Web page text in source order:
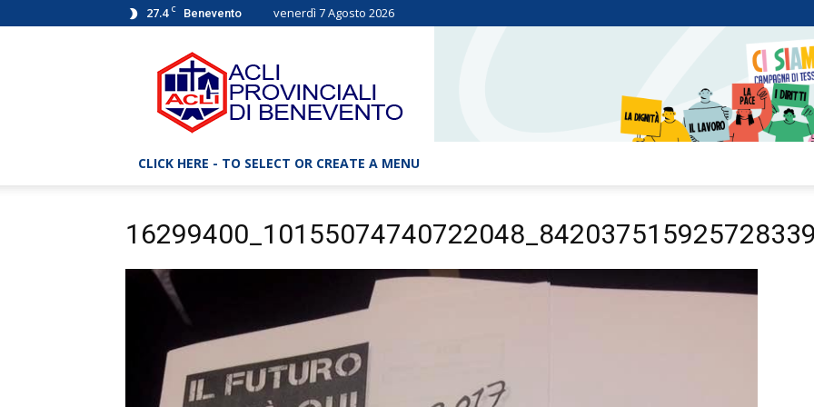
27.4 C Benevento venerdì 7 Agosto 2026
ACLI
Benevento
–
Associazioni
Cristiane
Lavoratori
CLICK HERE - TO SELECT OR CREATE A MENU